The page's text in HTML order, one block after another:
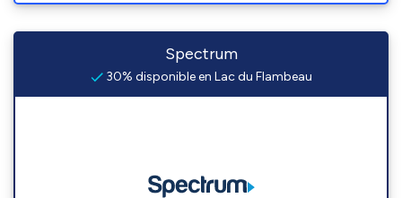
Spectrum
30% disponible en Lac du Flambeau